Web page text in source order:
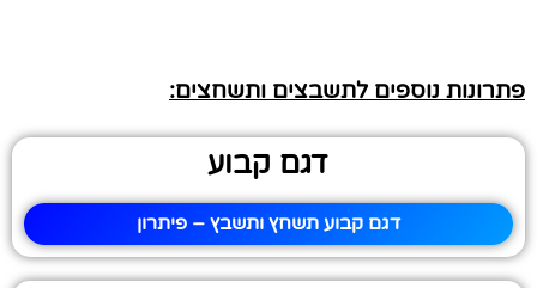
פתרונות נוספים לתשבצים ותשחצים:
דגם קבוע
דגם קבוע תשחץ ותשבץ – פיתרון